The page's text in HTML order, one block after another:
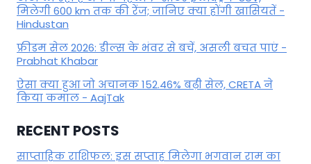
मिलेगी 600 km तक की रेंज; जानिए क्या होंगी खासियतें -
Hindustan
फ्रीडम सेल 2026: डील्स के भंवर से बचें, असली बचत पाएं -
Prabhat Khabar
ऐसा क्या हुआ जो अचानक 152.46% बढ़ी सेल, CRETA ने
किया कमाल - AajTak
RECENT POSTS
साप्ताहिक राशिफल: इस सप्ताह मिलेगा भगवान राम का